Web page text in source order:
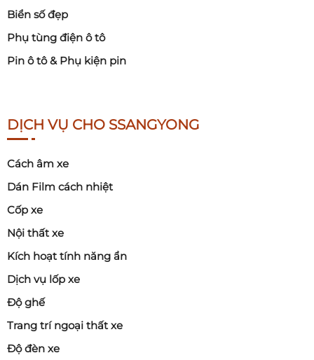
Biển số đẹp
Phụ tùng điện ô tô
Pin ô tô & Phụ kiện pin
DỊCH VỤ CHO SSANGYONG
Cách âm xe
Dán Film cách nhiệt
Cốp xe
Nội thất xe
Kích hoạt tính năng ẩn
Dịch vụ lốp xe
Độ ghế
Trang trí ngoại thất xe
Độ đèn xe